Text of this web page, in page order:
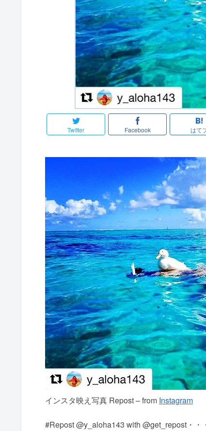
Twitter Facebook はて
インスタ映え写真 Repost – from Instagram
#Repost @y_aloha143 with @get_repost・